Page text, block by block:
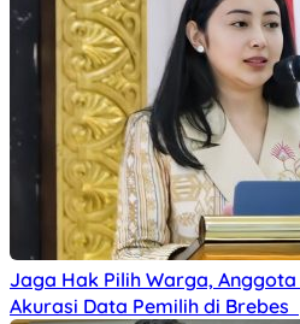
Jaga Hak Pilih Warga, Anggota
Akurasi Data Pemilih di Brebes